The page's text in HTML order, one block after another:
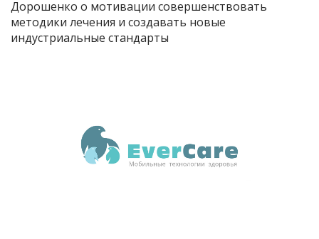
Дорошенко о мотивации совершенствовать
методики лечения и создавать новые
индустриальные стандарты